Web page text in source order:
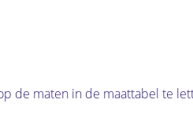
de maten in de maattabel te